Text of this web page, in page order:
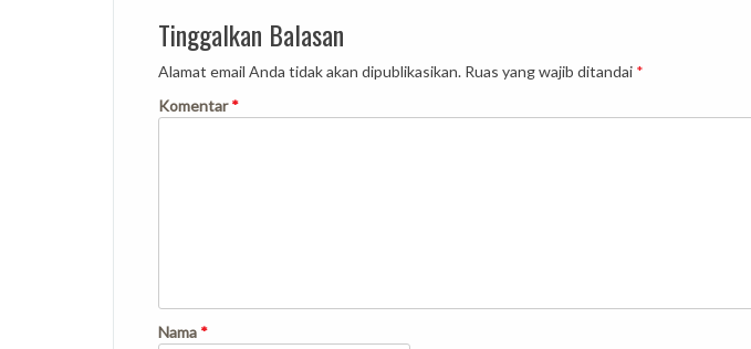
Tinggalkan Balasan
Alamat email Anda tidak akan dipublikasikan. Ruas yang wajib ditandai *
Komentar*
Nama *